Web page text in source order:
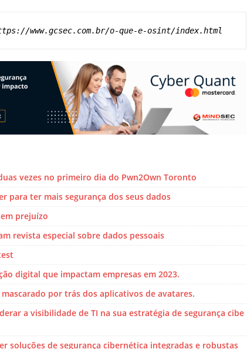
www.gcsec.com.br/o-que-e-osint/index.html
vezes no primeiro dia do Pwn2Own Toronto
para ter mais segurança dos seus dados
prejuízo
revista especial sobre dados pessoais
digital que impactam empresas em 2023.
por trás dos aplicativos de avatares.
a visibilidade de TI na sua estratégia de segurança cibe
soluções de segurança cibernética integradas e robustas